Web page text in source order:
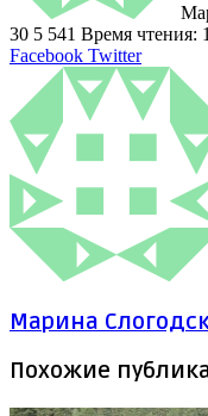
30 5 541 Время чтения:
Facebook TwitterLinkedIn
Tumblr
Pinterest
Reddit
через
почту
Печатать
Марина
Похожие